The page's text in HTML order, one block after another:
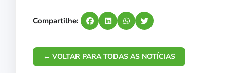
Compartilhe:
← VOLTAR PARA TODAS AS NOTÍCIAS